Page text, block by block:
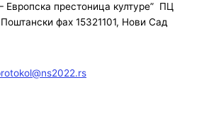
Европска престоница културе” ПЦ
фах 15321101, Нови Сад